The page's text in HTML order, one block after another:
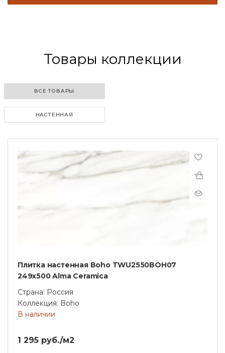
Товары коллекции
ВСЕ ТОВАРЫ
НАСТЕННАЯ
Плитка настенная Boho TWU2550BOH07
249x500 Alma Ceramica
Страна: Россия
Коллекция: Boho
В наличии
1 295 руб./м2